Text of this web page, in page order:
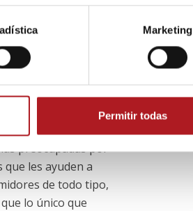
Marketing
Permitir todas
o cereales para
enfocados a
en el centro de
que
preocupadas por
les ayuden a
de todo tipo,
lo único que